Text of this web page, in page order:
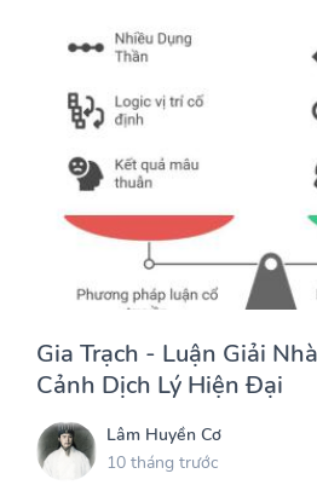
Gia Trạch - Luận Giải
Cảnh Dịch Lý Hiện Đại
Lâm Huyền Cơ
10 tháng trước